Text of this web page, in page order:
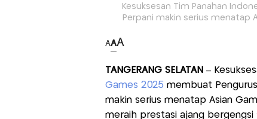
Kesuksesan Tim Panahan
Perpani makin serius menatap
AAA
TANGERANG SELATAN –
Games 2025 membuat
makin serius menatap Asian
meraih prestasi ajang bergengsi